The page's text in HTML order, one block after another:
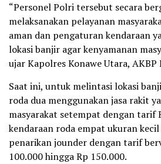
“Personel Polri tersebut secara
melaksanakan pelayanan
aman dan pengaturan kendaraan
lokasi banjir agar kenyamanan
ujar Kapolres Konawe Utara, AKBP
Saat ini, untuk melintasi lokasi
roda dua menggunakan jasa rakit
masyarakat setempat dengan tarif
kendaraan roda empat ukuran
penarikan jounder dengan tarif
100.000 hingga Rp 150.000.